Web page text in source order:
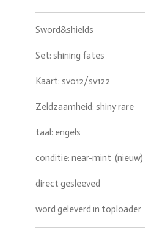
Sword&shields
Set: shining fates
Kaart: sv012/sv122
Zeldzaamheid: shiny rare
taal: engels
conditie: near-mint (nieuw)
direct gesleeved
word geleverd in toploader